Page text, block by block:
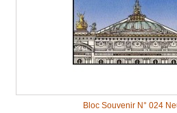
Bloc Souvenir N° 024